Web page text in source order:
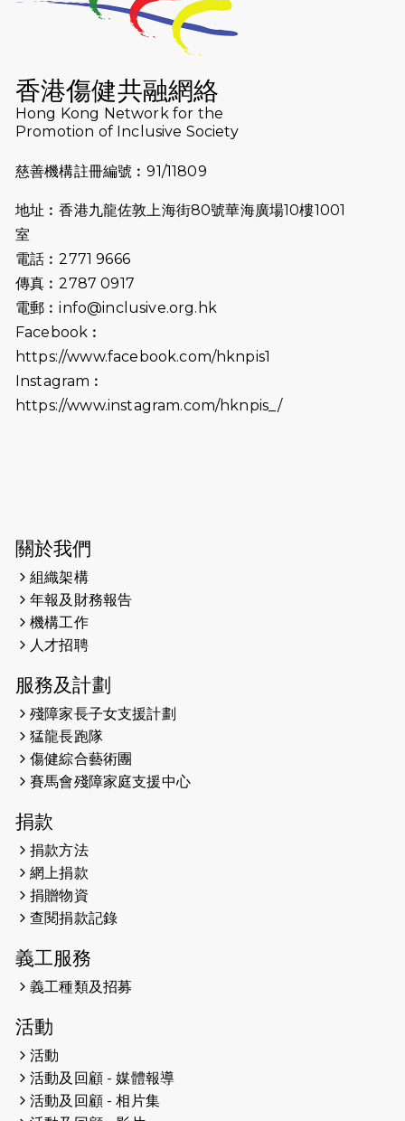
2025-09-08 渣打香港馬拉松2026 慈善計劃
Lockton Fearless Dragon Trail
Run 2025
2025-08-07 諾德 x 猛龍慈善共融音樂夜2025
🌟
2025-06-15
會及愛。匯聚商龍會支持！
2025-06-09
《猛龍傳之誰怕誰》電影欣賞 - 感謝
生，GBS，JP出席
2025-06-06
《為你喝采陳百強歌迷會》慷慨贊助
38張門票欣賞香港中樂團 X 陳百強 —
2025-03-21
2025-02-20
2025-02-06
2025-02-05
馬拉松與猛龍國際共融大使Lukas
2024-12-31
2024-12-10
2024-11-17
2024-10-30
連續第七年獲得 #香港中小型企業總
香港傷健共融網絡
Hong Kong Network for the
Promotion of Inclusive Society
慈善機構註冊編號︰91/11809
地址︰香港九龍佐敦上海街80號華海廣場10樓1001
室
電話︰2771 9666
傳真︰2787 0917
電郵︰info@inclusive.org.hk
Facebook︰
https://www.facebook.com/hknpis1
Instagram︰
https://www.instagram.com/hknpis_/
關於我們
組織架構
年報及財務報告
機構工作
人才招聘
服務及計劃
殘障家長子女支援計劃
猛龍長跑隊
傷健綜合藝術團
賽馬會殘障家庭支援中心
捐款
捐款方法
網上捐款
捐贈物資
查閱捐款記錄
義工服務
義工種類及招募
活動
活動
活動及回顧 - 媒體報導
活動及回顧 - 相片集